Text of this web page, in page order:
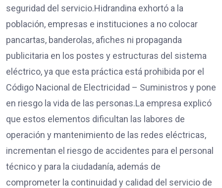
seguridad del servicio.Hidrandina exhortó a la
población, empresas e instituciones a no colocar
pancartas, banderolas, afiches ni propaganda
publicitaria en los postes y estructuras del sistema
eléctrico, ya que esta práctica está prohibida por el
Código Nacional de Electricidad – Suministros y pone
en riesgo la vida de las personas.La empresa explicó
que estos elementos dificultan las labores de
operación y mantenimiento de las redes eléctricas,
incrementan el riesgo de accidentes para el personal
técnico y para la ciudadanía, además de
comprometer la continuidad y calidad del servicio de